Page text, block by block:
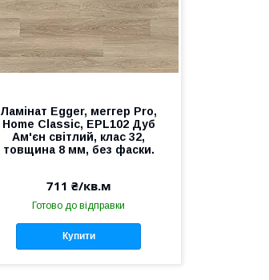
Ламінат Egger, меггер Pro,
Home Classic, EPL102 Дуб
Ам'єн світлий, клас 32,
товщина 8 мм, без фаски.
711 ₴/кв.м
Готово до відправки
Купити